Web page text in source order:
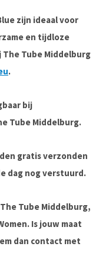
zijn ideaal voor
en tijdloze
The Tube Middelburg
.
bij
Tube Middelburg.
gratis verzonden
dag nog verstuurd.
Tube Middelburg,
Is jouw maat
dan contact met